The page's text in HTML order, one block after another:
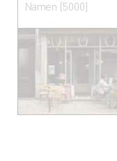
Namen (5000)